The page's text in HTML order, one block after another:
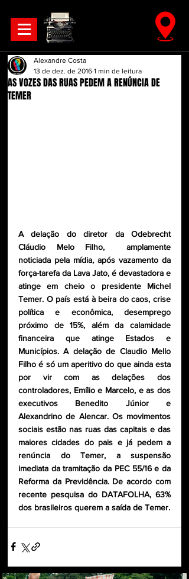
AS VOZES DAS RUAS PEDEM A RENÚNCIA DE
TEMER
Alexandre Costa
13 de dez. de 2016 1 min de leitura
A delação do diretor da Odebrecht
Cláudio Melo Filho,  amplamente
noticiada pela mídia, após vazamento da
força-tarefa da Lava Jato, é devastadora e
atinge em cheio o presidente Michel
Temer. O país está à beira do caos, crise
política e econômica, desemprego
próximo de 15%, além da calamidade
financeira que atinge Estados e
Municípios. A delação de Claudio Mello
Filho é só um aperitivo do que ainda esta
por vir com as delações dos
controladores, Emílio e Marcelo, e as dos
executivos Benedito Júnior e
Alexandrino de Alencar. Os movimentos
sociais estão nas ruas das capitais e das
maiores cidades do pais e já pedem a
renúncia do Temer, a suspensão
imediata da tramitação da PEC 55/16 e da
Reforma da Previdência. De acordo com
recente pesquisa do DATAFOLHA, 63%
dos brasileiros querem a saída de Temer.